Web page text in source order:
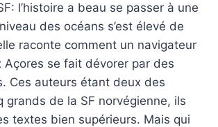
l’histoire a beau se passer à une
des océans s’est élevé de
raconte comment un navigateur
Açores se fait dévorer par des
Ces auteurs étant deux des
grands de la SF norvégienne, ils
textes bien supérieurs. Mais qui